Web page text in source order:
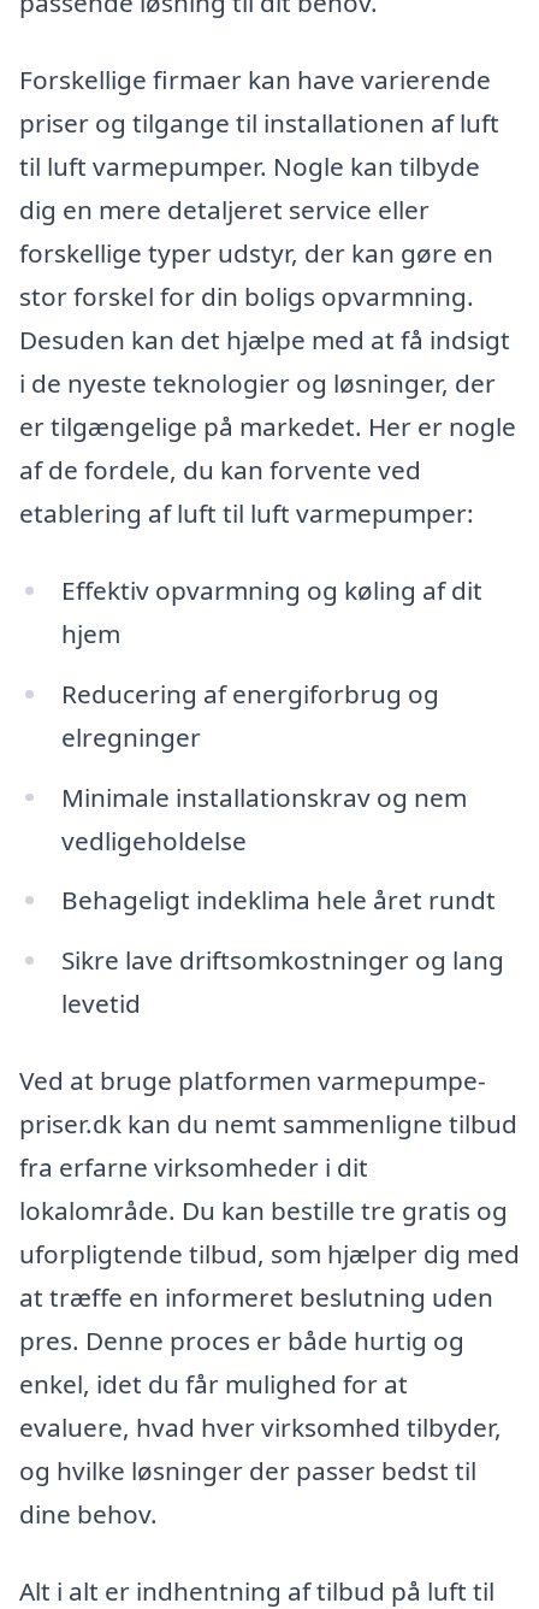
Forskellige firmaer kan have varierende
priser og tilgange til installationen af luft
til luft varmepumper. Nogle kan tilbyde
dig en mere detaljeret service eller
forskellige typer udstyr, der kan gøre en
stor forskel for din boligs opvarmning.
Desuden kan det hjælpe med at få indsigt
i de nyeste teknologier og løsninger, der
er tilgængelige på markedet. Her er nogle
af de fordele, du kan forvente ved
etablering af luft til luft varmepumper:
Effektiv opvarmning og køling af dit
hjem
Reducering af energiforbrug og
elregninger
Minimale installationskrav og nem
vedligeholdelse
Behageligt indeklima hele året rundt
Sikre lave driftsomkostninger og lang
levetid
Ved at bruge platformen varmepumpe-
priser.dk kan du nemt sammenligne tilbud
fra erfarne virksomheder i dit
lokalområde. Du kan bestille tre gratis og
uforpligtende tilbud, som hjælper dig med
at træffe en informeret beslutning uden
pres. Denne proces er både hurtig og
enkel, idet du får mulighed for at
evaluere, hvad hver virksomhed tilbyder,
og hvilke løsninger der passer bedst til
dine behov.
Alt i alt er indhentning af tilbud på luft til